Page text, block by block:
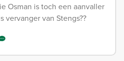
Osman is toch een aanvaller
vervanger van Stengs??